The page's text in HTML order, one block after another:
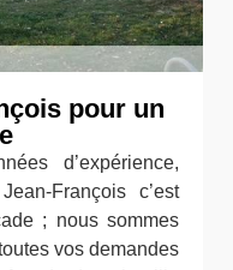
pour un
d’expérience,
François c’est
; nous sommes
vos demandes